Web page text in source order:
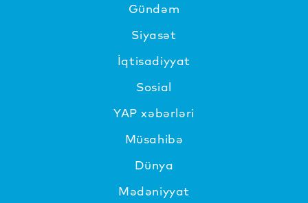
Gündəm
Siyasət
İqtisadiyyat
Sosial
YAP xəbərləri
Müsahibə
Dünya
Mədəniyyat